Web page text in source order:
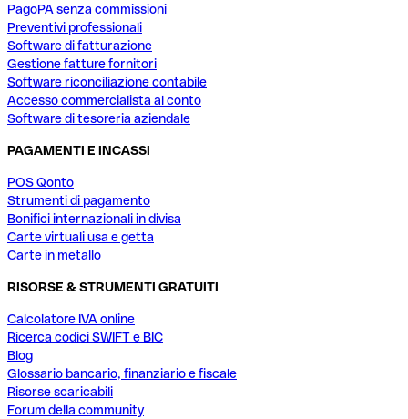
PagoPA senza commissioni
Preventivi professionali
Software di fatturazione
Gestione fatture fornitori
Software riconciliazione contabile
Accesso commercialista al conto
Software di tesoreria aziendale
PAGAMENTI E INCASSI
POS Qonto
Strumenti di pagamento
Bonifici internazionali in divisa
Carte virtuali usa e getta
Carte in metallo
RISORSE & STRUMENTI GRATUITI
Calcolatore IVA online
Ricerca codici SWIFT e BIC
Blog
Glossario bancario, finanziario e fiscale
Risorse scaricabili
Forum della community